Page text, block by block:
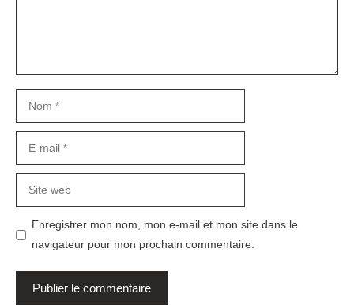
Enregistrer mon nom, mon e-mail et mon site dans le
navigateur pour mon prochain commentaire.